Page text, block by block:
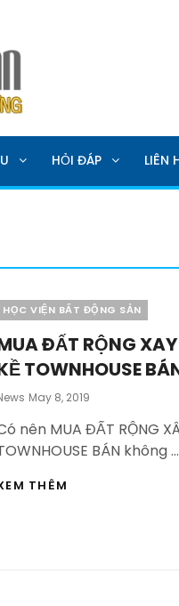
HỎI ĐÁP LIÊN
Categories
HỌC VIỆN BẤT ĐỘNG SẢN
ĐẤT RỘNG
TOWNHOUSE
Posted
May 8, 2019
nên MUA ĐẤT RỘNG
BÁN không …
THÊM